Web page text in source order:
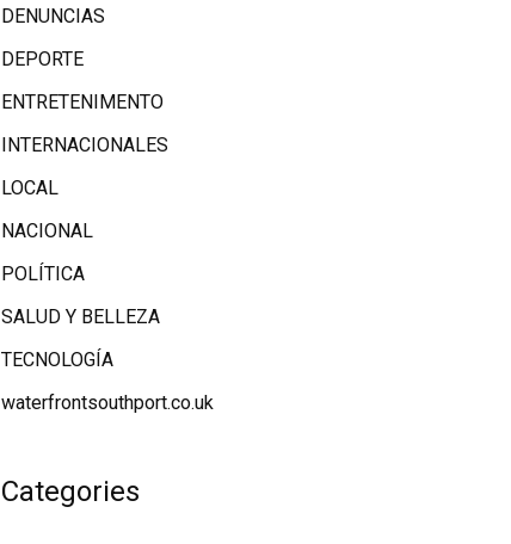
DENUNCIAS
DEPORTE
ENTRETENIMENTO
INTERNACIONALES
LOCAL
NACIONAL
POLÍTICA
SALUD Y BELLEZA
TECNOLOGÍA
waterfrontsouthport.co.uk
Categories